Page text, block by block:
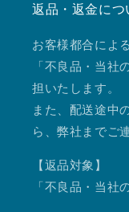
返品・返金につ
お客様都合によ
「不良品・当社
担いたします。
また、配送途中
ら、弊社までご
【返品対象】
「不良品・当社